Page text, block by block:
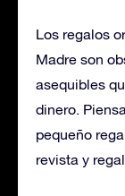
Los regalos
Madre son
asequibles
dinero.
pequeño
revista y